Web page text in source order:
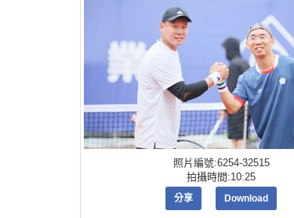
照片編號:6254-32515
拍攝時間:10:25
分享 Download